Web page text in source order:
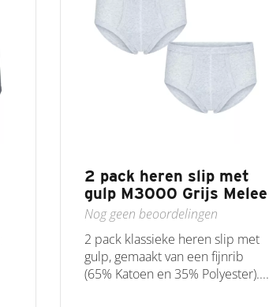
2 pack heren slip met
gulp M3000 Grijs Melee
Nog geen beoordelingen
2 pack klassieke heren slip met
gulp, gemaakt van een fijnrib
(65% Katoen en 35% Polyester)....